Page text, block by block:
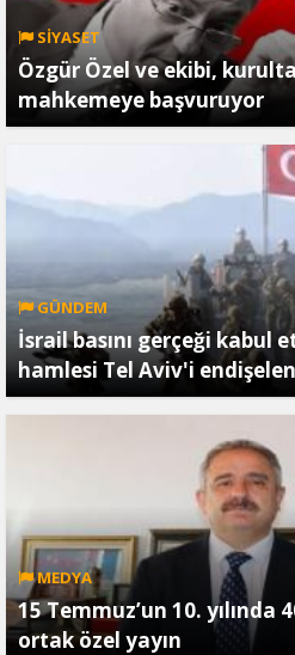
SİYASET
Özgür Özel ve ekibi,
mahkemeye başvuruyor
GÜNDEM
İsrail basını gerçeği kabul
hamlesi Tel Aviv'i
MEDYA
15 Temmuz’un 10. yılında
ortak özel yayın